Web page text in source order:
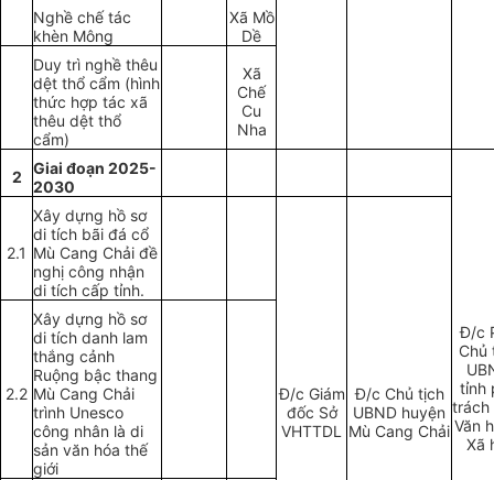
Nghề chế tác
khèn Mông
Xã Mồ
Dề
Duy trì nghề thêu
dệt thổ cẩm (hình
thức hợp tác xã
thêu dệt thổ
cẩm)
Xã
Chế
Cu
Nha
2
Giai đoạn 2025-
2030
Đ/c
Chủ
tỉnh
trách
Văn
Xã
2.1
Xây dựng hồ sơ
di tích bãi đá cổ
Mù Cang Chải đề
nghị công nhận
di tích cấp tỉnh.
Đ/c Giám
đốc Sở
VHTTDL
Đ/c Chủ tịch
UBND huyện
Mù Cang Chải
2.2
Xây dựng hồ sơ
di tích danh lam
thắng cảnh
Ruộng bậc thang
Mù Cang Chải
trình Unesco
công nhân là di
sản văn hóa thế
giới